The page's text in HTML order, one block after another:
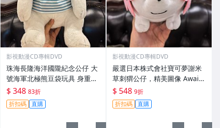
影視動漫CD專輯DVD
珠海長隆海洋國隴紀念公仔 大
號海軍北極熊豆袋玩具 身重質
感佳 有標 中古毛絨 北極熊 紀
念品
$ 348 83折
折扣碼 直購
影視動漫CD專輯DVD
嚴選日本株式會社寶可夢謝米
草刺猬公仔，精美圖像 Await
您的關注。中古毛絨玩具熱賣
中！草刺猬、粉絲專屬、新品
上架。 謝米草刺猬 公仔 中古
$ 548 9折
折扣碼 直購